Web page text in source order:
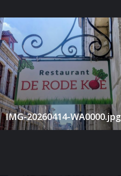
IMG-20260414-WA0000.jpg